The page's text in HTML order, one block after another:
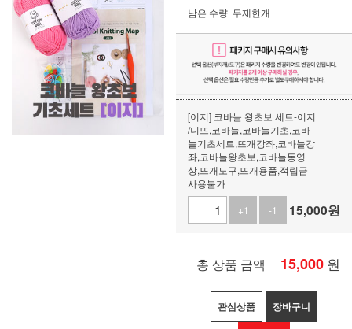
남은 수량 무제한개
[이지] 코바늘 왕초보 세트-이지
/니뜨,코바늘,코바늘기초,코바
늘기초세트,뜨개강좌,코바늘강
좌,코바늘왕초보,코바늘동영
상,뜨개도구,뜨개용품,적립금
사용불가
+1
-1 15,000원
총 상품 금액 15,000 원
관심상품 장바구니